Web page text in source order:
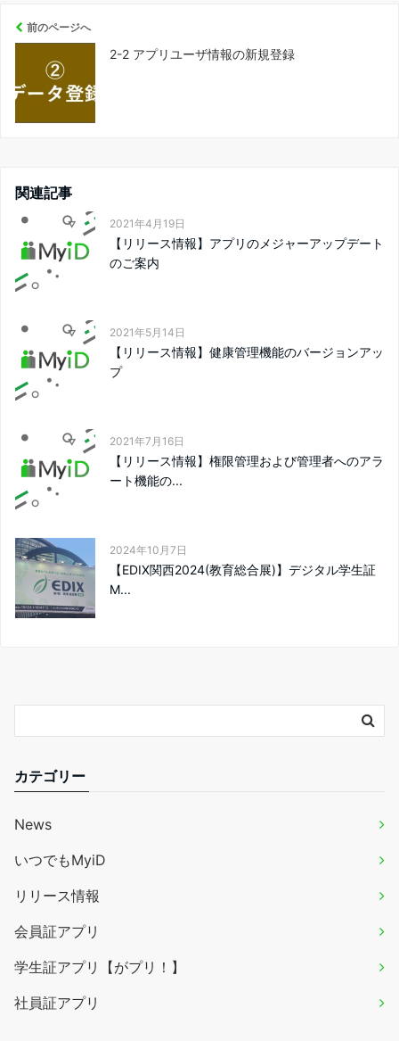
前のページへ
2-2 アプリユーザ情報の新規登録
関連記事
2021年4月19日
【リリース情報】アプリのメジャーアップデート
のご案内
2021年5月14日
【リリース情報】健康管理機能のバージョンアッ
プ
2021年7月16日
【リリース情報】権限管理および管理者へのアラ
ート機能の...
2024年10月7日
【EDIX関西2024(教育総合展)】デジタル学生証
M...
カテゴリー
News
いつでもMyiD
リリース情報
会員証アプリ
学生証アプリ【がプリ！】
社員証アプリ